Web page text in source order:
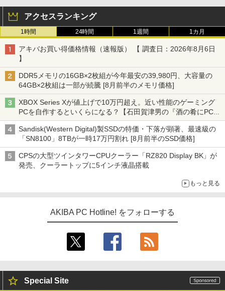
アクセスランキング
1時間 24時間 1週間 1カ月
アキバお買い得価格情報（速報版） 【 調査日：2026年8月6日
】
DDR5メモリの16GB×2枚組が今年最安の39,980円、大容量の
64GB×2枚組は一部が続騰 [8月前半のメモリ価格]
XBOX Series Xが値上げで10万円超え。近い性能のゲーミング
PCを自作するといくらになる？【石田賀津男の『酒の肴にPCゲ
ーム』】
Sandisk(Western Digital)製SSDの特価・下落が顕著、最速級の
「SN8100」8TBが一時17万円割れ [8月前半のSSD価格]
CPSの大型ツインタワーCPUクーラー「RZ820 Display BK」が
発売、クーラートップに5インチ液晶搭載
もっと見る
AKIBA PC Hotline! をフォローする
Special Site